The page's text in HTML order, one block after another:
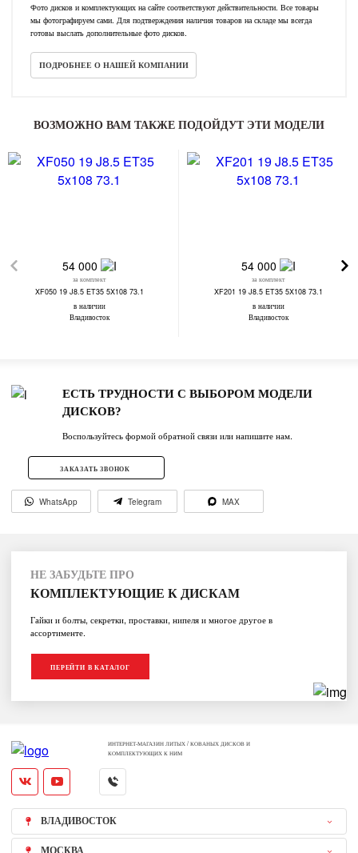
Фото дисков и комплектующих на сайте соответствуют действительности. Все товары
мы фотографируем сами. Для подтверждения наличия товаров на складе мы всегда
готовы выслать дополнительные фото дисков.
ПОДРОБНЕЕ О НАШЕЙ КОМПАНИИ
ВОЗМОЖНО ВАМ ТАКЖЕ ПОДОЙДУТ ЭТИ МОДЕЛИ
54 000
за комплект
XF050 19 J8.5 ET35 5X108 73.1
в наличии
Владивосток
54 000
за комплект
XF201 19 J8.5 ET35 5X108 73.1
в наличии
Владивосток
ЕСТЬ ТРУДНОСТИ С ВЫБОРОМ МОДЕЛИ
ДИСКОВ?
Воспользуйтесь формой обратной связи или напишите нам.
ЗАКАЗАТЬ ЗВОНОК
WhatsApp Telegram MAX
НЕ ЗАБУДЬТЕ ПРО
КОМПЛЕКТУЮЩИЕ К ДИСКАМ
Гайки и болты, секретки, проставки, нипеля и многое другое в
ассортименте.
ПЕРЕЙТИ В КАТАЛОГ
ИНТЕРНЕТ-МАГАЗИН ЛИТЫХ / КОВАНЫХ ДИСКОВ И
КОМПЛЕКТУЮЩИХ К НИМ
ВЛАДИВОСТОК
МОСКВА